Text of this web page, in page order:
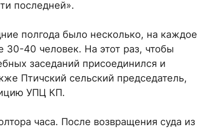
последней».
полгода было несколько, на каждое
30-40 человек. На этот раз, чтобы
заседаний присоединился и
Птичский сельский председатель,
УПЦ КП.
часа. После возвращения суда из